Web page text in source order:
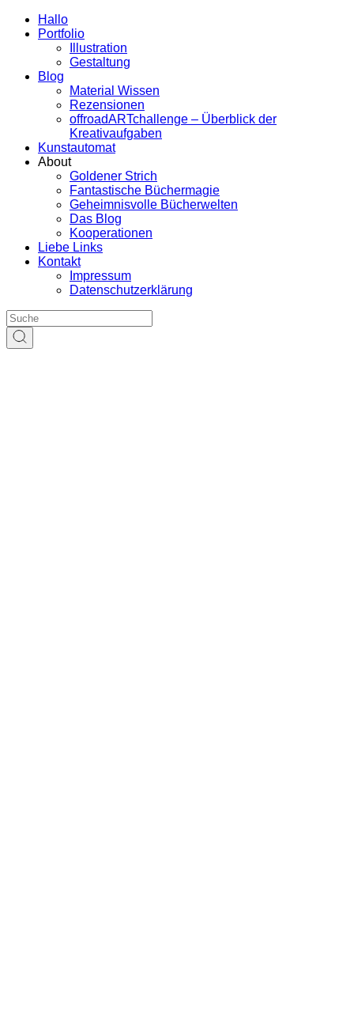
Hallo
Portfolio
Illustration
Gestaltung
Blog
Material Wissen
Rezensionen
offroadARTchallenge – Überblick der
Kreativaufgaben
Kunstautomat
About
Goldener Strich
Fantastische Büchermagie
Geheimnisvolle Bücherwelten
Das Blog
Kooperationen
Liebe Links
Kontakt
Impressum
Datenschutzerklärung